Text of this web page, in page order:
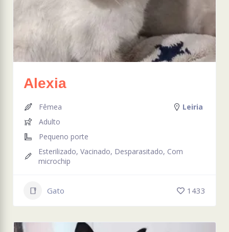
Alexia
Leiria
Fêmea
Adulto
Pequeno porte
Esterilizado, Vacinado, Desparasitado, Com
microchip
Gato 1433